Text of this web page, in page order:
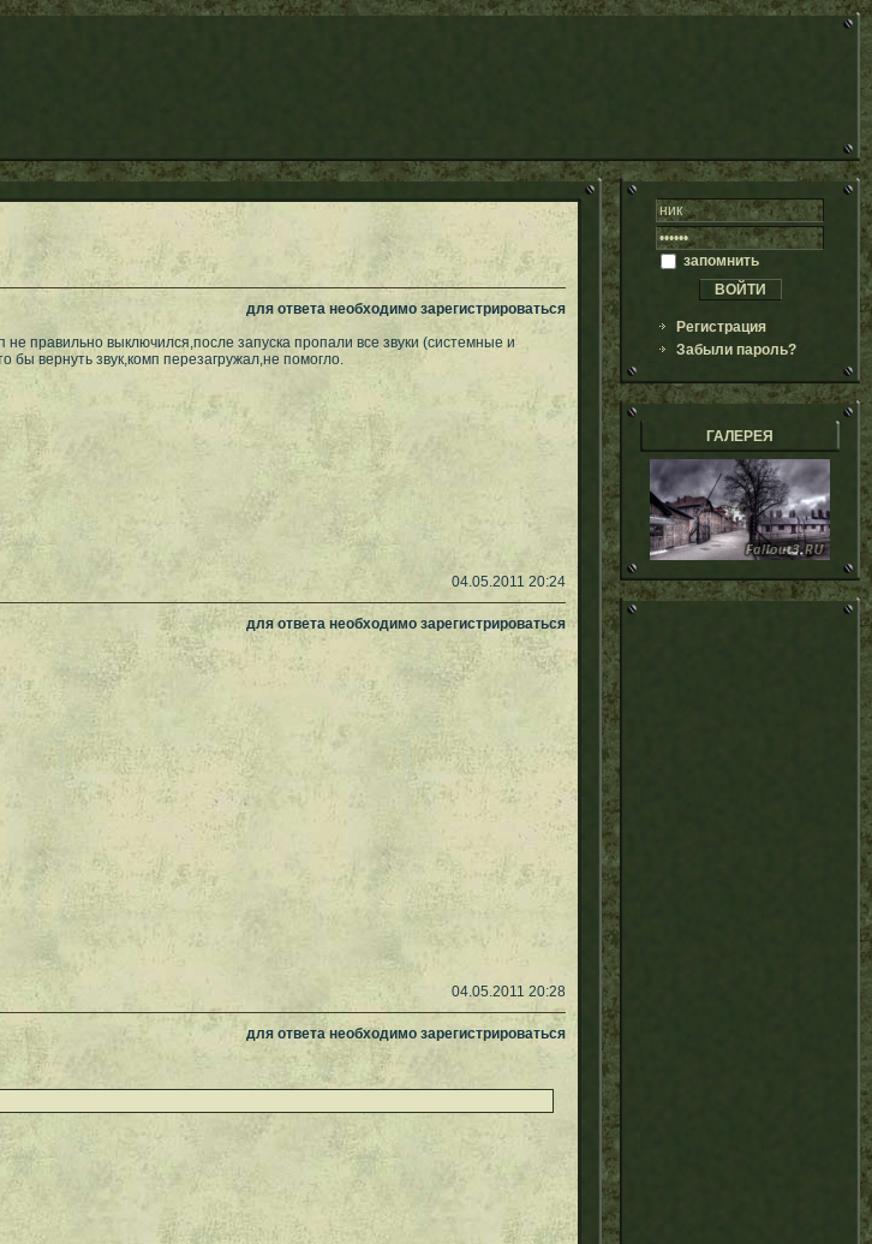
для ответа необходимо зарегистрироваться
правильно выключился,после запуска пропали все звуки (системные и
бы вернуть звук,комп перезагружал,не помогло.
04.05.2011 20:24
для ответа необходимо зарегистрироваться
04.05.2011 20:28
для ответа необходимо зарегистрироваться
запомнить
Регистрация
Забыли пароль?
ГАЛЕРЕЯ